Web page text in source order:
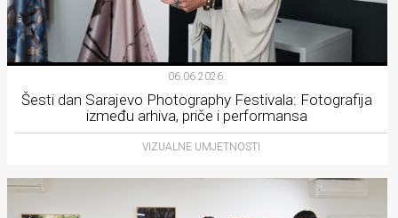
06.06.2026.
Šesti dan Sarajevo Photography Festivala: Fotografija
između arhiva, priče i performansa
VIZUALNE UMJETNOSTI